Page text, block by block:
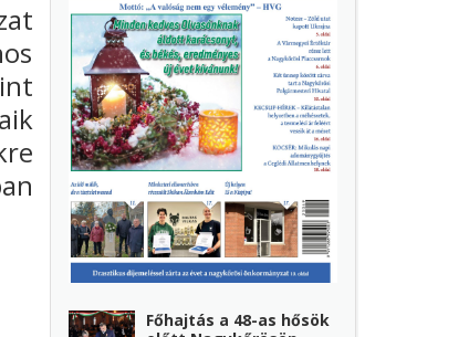
Főhajtás a 48-as hősök